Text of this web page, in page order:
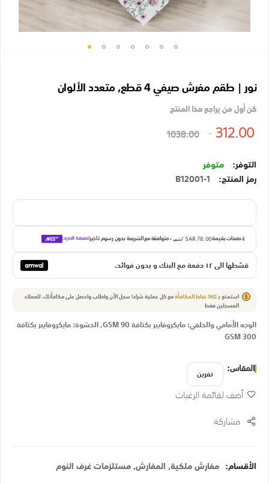
بداية
معرض
نور | طقم مفرش صيفي 4 قطع, متعدد الألوان
كن أول من يراجع هذا المنتج
312.00
1038.00
متوفر
رمز المنتج
B12001-1
قسّطها الي ١٢ دفعة مع البنك و بدون فوائد.
استمتع بـ362نقاط المكافأةمع كل عملية شراء! سجل الآن واطلب واحصل على مكافأتك.للعملاء
المسجلين فقط
الوجه الأمامي والخلفي: مايكروفايبر بكثافة 90 GSM, الحشوة: مايكروفايبر بكثافة
300 GSM
المقاس نفرين
أضف لقائمة الرغبات
مشاركة
الأقسام: مفارش ملكية,المفارش,مستلزمات غرف النوم